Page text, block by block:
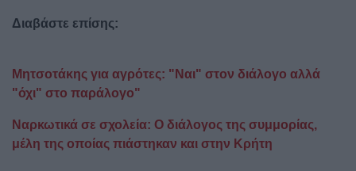
Διαβάστε επίσης:
Μητσοτάκης για αγρότες: "Ναι" στον διάλογο αλλά
"όχι" στο παράλογο"
Ναρκωτικά σε σχολεία: Ο διάλογος της συμμορίας,
μέλη της οποίας πιάστηκαν και στην Κρήτη